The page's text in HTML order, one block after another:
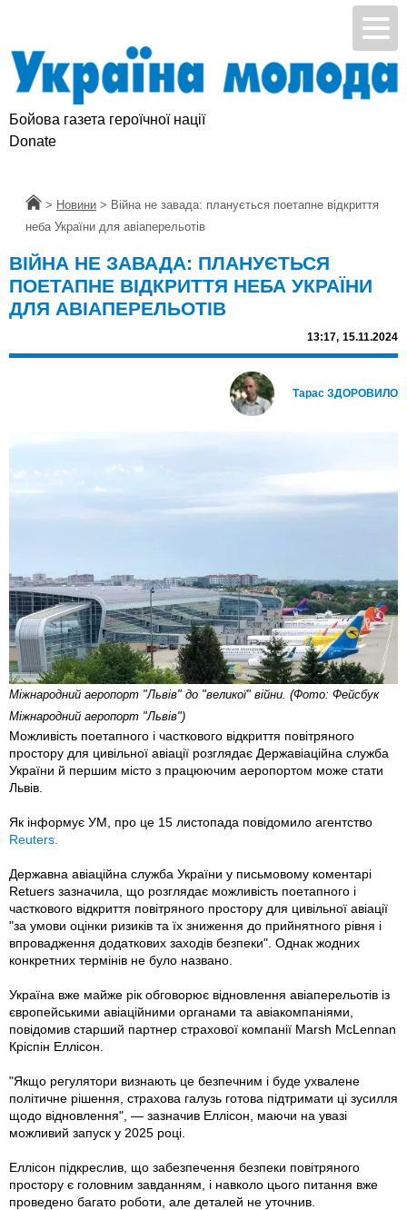
Бойова газета героїчної нації
Donate
Головна
> Новини > Війна не завада: планується поетапне відкриття
неба України для авіаперельотів
ВІЙНА НЕ ЗАВАДА: ПЛАНУЄТЬСЯ
ПОЕТАПНЕ ВІДКРИТТЯ НЕБА УКРАЇНИ
ДЛЯ АВІАПЕРЕЛЬОТІВ
13:17, 15.11.2024
Тарас ЗДОРОВИЛО
Міжнародний аеропорт "Львів" до "великої" війни. (Фото: Фейсбук
Міжнародний аеропорт "Львів")
Можливість поетапного і часткового відкриття повітряного
простору для цивільної авіації розглядає Державіаційна служба
України й першим місто з працюючим аеропортом може стати
Львів.
Як інформує УМ, про це 15 листопада повідомило агентство
Reuters.
Державна авіаційна служба України у письмовому коментарі
Retuers зазначила, що розглядає можливість поетапного і
часткового відкриття повітряного простору для цивільної авіації
"за умови оцінки ризиків та їх зниження до прийнятного рівня і
впровадження додаткових заходів безпеки". Однак жодних
конкретних термінів не було названо.
Україна вже майже рік обговорює відновлення авіаперельотів із
європейськими авіаційними органами та авіакомпаніями,
повідомив старший партнер страхової компанії Marsh McLennan
Кріспін Еллісон.
"Якщо регулятори визнають це безпечним і буде ухвалене
політичне рішення, страхова галузь готова підтримати ці зусилля
щодо відновлення", — зазначив Еллісон, маючи на увазі
можливий запуск у 2025 році.
Еллісон підкреслив, що забезпечення безпеки повітряного
простору є головним завданням, і навколо цього питання вже
проведено багато роботи, але деталей не уточнив.